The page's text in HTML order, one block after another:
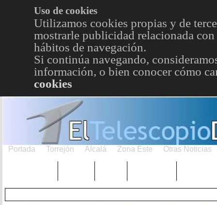
Uso de cookies
Utilizamos cookies propias y de
mostrarle publicidad relacionada
hábitos de navegación.
Si continúa navegando,
información, o bien conocer cómo
cookies
Portada Torrejón Alcalá Zona Este Otras Noticias